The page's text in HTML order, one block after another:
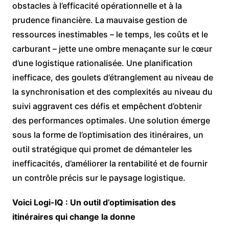
obstacles à l’efficacité opérationnelle et à la
prudence financière. La mauvaise gestion de
ressources inestimables – le temps, les coûts et le
carburant – jette une ombre menaçante sur le cœur
d’une logistique rationalisée. Une planification
inefficace, des goulets d’étranglement au niveau de
la synchronisation et des complexités au niveau du
suivi aggravent ces défis et empêchent d’obtenir
des performances optimales. Une solution émerge
sous la forme de l’optimisation des itinéraires, un
outil stratégique qui promet de démanteler les
inefficacités, d’améliorer la rentabilité et de fournir
un contrôle précis sur le paysage logistique.
Voici Logi-IQ : Un outil d’optimisation des
itinéraires qui change la donne